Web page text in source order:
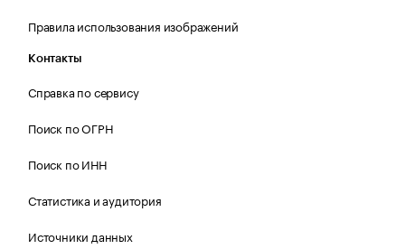
Правила использования изображений
Контакты
Справка по сервису
Поиск по ОГРН
Поиск по ИНН
Статистика и аудитория
Источники данных